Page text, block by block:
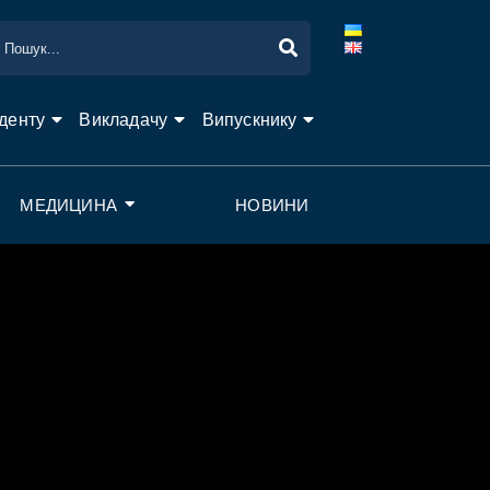
Викладачу Випускнику
МЕДИЦИНА НОВИНИ